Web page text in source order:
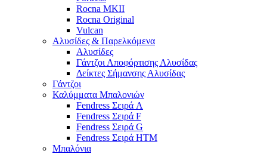
Rocna MKII
Rocna Original
Vulcan
Αλυσίδες & Παρελκόμενα
Αλυσίδες
Γάντζοι Αποφόρτισης Αλυσίδας
Δείκτες Σήμανσης Αλυσίδας
Γάντζοι
Καλύμματα Μπαλονιών
Fendress Σειρά A
Fendress Σειρά F
Fendress Σειρά G
Fendress Σειρά HTM
Μπαλόνια